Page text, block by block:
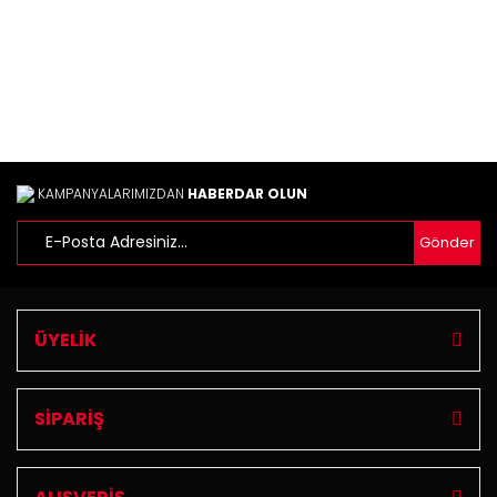
KAMPANYALARIMIZDAN HABERDAR OLUN
Gönder
ÜYELİK
SİPARİŞ